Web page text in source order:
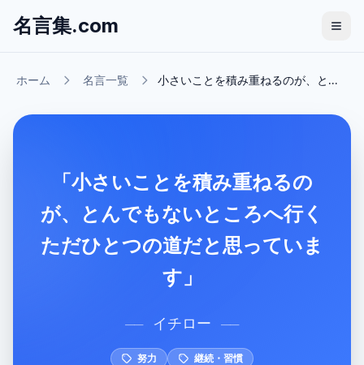
名言集.com
ホーム 名言一覧 小さいことを積み重ねるのが、と...
「小さいことを積み重ねるの
が、とんでもないところへ行く
ただひとつの道だと思っていま
す」
── イチロー ──
努力 継続・習慣